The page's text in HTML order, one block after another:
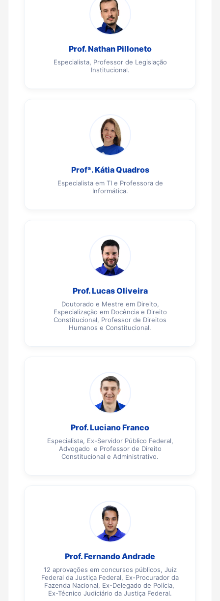
Prof. Nathan Pilloneto
Especialista, Professor de Legislação
Institucional.
Profª. Kátia Quadros
Especialista em TI e Professora de
Informática.
Prof. Lucas Oliveira
Doutorado e Mestre em Direito,
Especialização em Docência e Direito
Constitucional, Professor de Direitos
Humanos e Constitucional.
Prof. Luciano Franco
Especialista, Ex-Servidor Público Federal,
Advogado e Professor de Direito
Constitucional e Administrativo.
Prof. Fernando Andrade
12 aprovações em concursos públicos, Juiz
Federal da Justiça Federal, Ex-Procurador da
Fazenda Nacional, Ex-Delegado de Polícia,
Ex-Técnico Judiciário da Justiça Federal.